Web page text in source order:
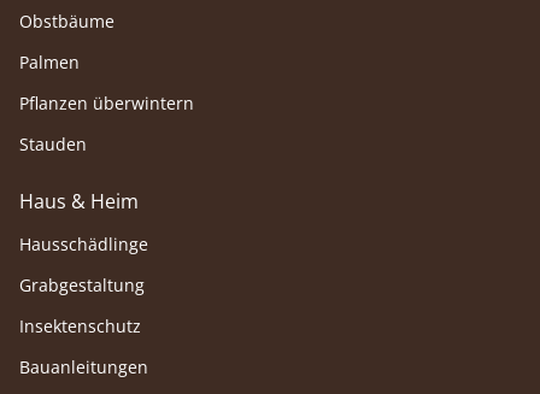
Obstbäume
Palmen
Pflanzen überwintern
Stauden
Haus & Heim
Hausschädlinge
Grabgestaltung
Insektenschutz
Bauanleitungen